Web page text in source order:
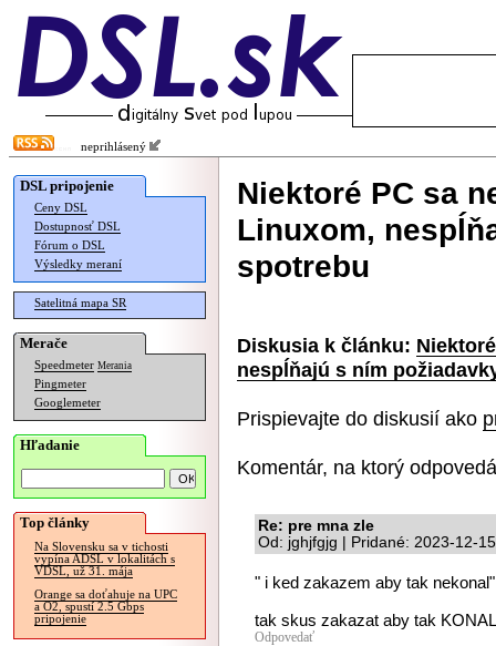
neprihlásený
DSL pripojenie
Ceny DSL
Dostupnosť DSL
Fórum o DSL
Výsledky meraní
Satelitná mapa SR
Merače
Speedmeter Merania
Pingmeter
Googlemeter
Hľadanie
Top články
Na Slovensku sa v tichosti
vypína ADSL v lokalitách s
VDSL, už 31. mája
Orange sa doťahuje na UPC
a O2, spustí 2.5 Gbps
pripojenie
Niektoré PC sa
Linuxom,
spotrebu
Diskusia k článku:
nespĺňajú s ním
Prispievajte do diskusií ako
Komentár, na ktorý
Re: pre mna zle
Od: jghjfgjg | Pridané: 2023-12-
" i ked zakazem aby tak nekonal"
tak skus zakazat aby tak
Odpovedať